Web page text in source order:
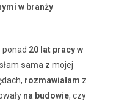
w branży
ponad 20 lat pracy w
sama z mojej
rozmawiałam z
na budowie, czy